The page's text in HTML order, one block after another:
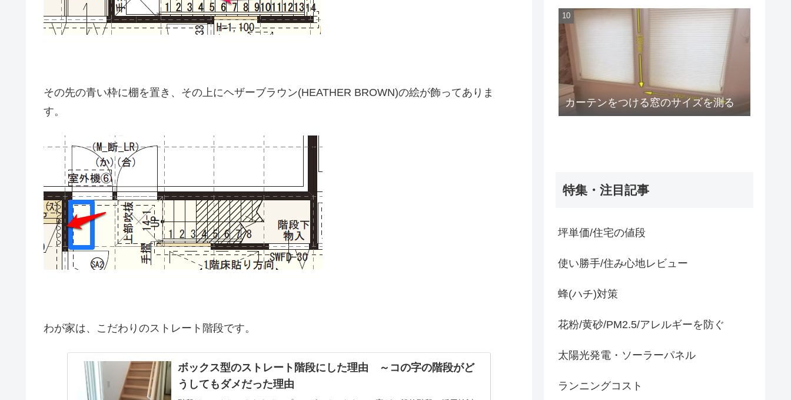
その先の青い枠に棚を置き、その上にヘザーブラウン(HEATHER BROWN)の絵が飾ってありま
す。
わが家は、こだわりのストレート階段です。
ボックス型のストレート階段にした理由 ～コの字の階段がど
うしてもダメだった理由
カーテンをつける窓のサイズを測る
特集・注目記事
坪単価/住宅の値段
使い勝手/住み心地レビュー
蜂(ハチ)対策
花粉/黄砂/PM2.5/アレルギーを防ぐ
太陽光発電・ソーラーパネル
ランニングコスト